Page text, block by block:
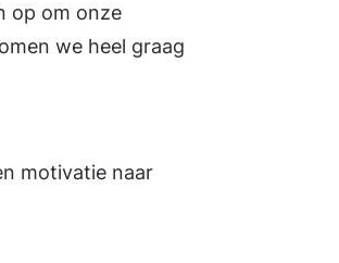
op om onze
we heel graag
motivatie naar